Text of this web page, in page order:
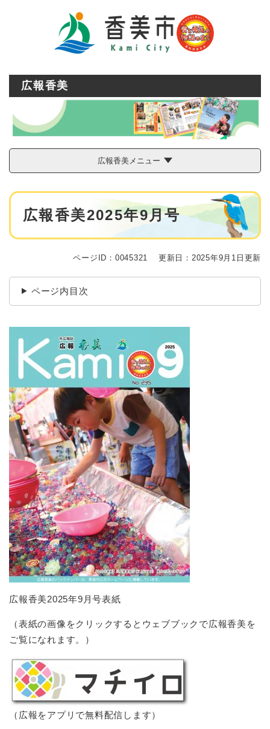
広報香美
広報香美メニュー
本
広報香美2025年9月号
ページID：0045321 更新日：2025年9月1日更新
ページ内目次
広報香美2025年9月号表紙
（表紙の画像をクリックするとウェブブックで広報香美を
ご覧になれます。）
（広報をアプリで無料配信します）